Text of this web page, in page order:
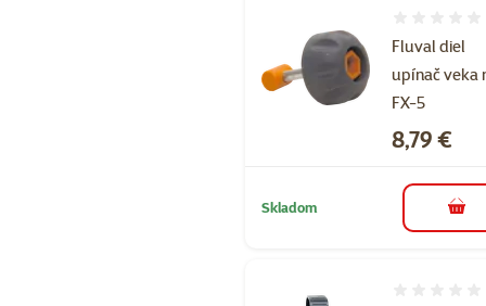
Fluval diel
upínač veka
FX-5
Cena
8,79 €
Skladom do